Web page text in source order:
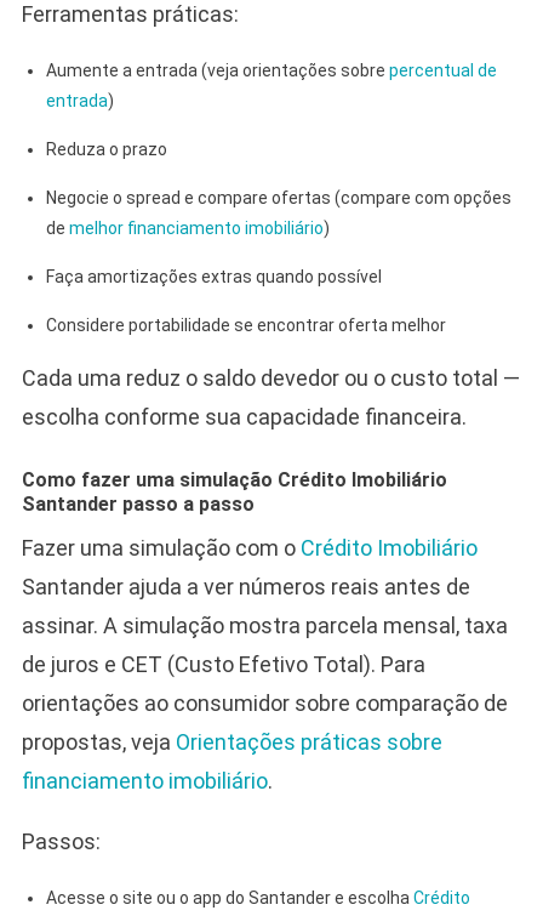
Ferramentas práticas:
Aumente a entrada (veja orientações sobre percentual de
entrada)
Reduza o prazo
Negocie o spread e compare ofertas (compare com opções
de melhor financiamento imobiliário)
Faça amortizações extras quando possível
Considere portabilidade se encontrar oferta melhor
Cada uma reduz o saldo devedor ou o custo total —
escolha conforme sua capacidade financeira.
Como fazer uma simulação Crédito Imobiliário
Santander passo a passo
Fazer uma simulação com o Crédito Imobiliário
Santander ajuda a ver números reais antes de
assinar. A simulação mostra parcela mensal, taxa
de juros e CET (Custo Efetivo Total). Para
orientações ao consumidor sobre comparação de
propostas, veja Orientações práticas sobre
financiamento imobiliário.
Passos:
Acesse o site ou o app do Santander e escolha Crédito